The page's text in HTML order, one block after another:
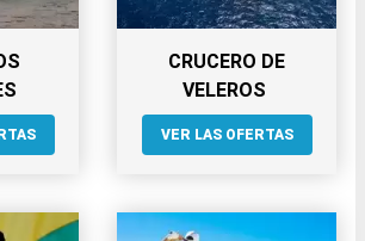
CRUCERO DE
VELEROS
VER LAS OFERTAS